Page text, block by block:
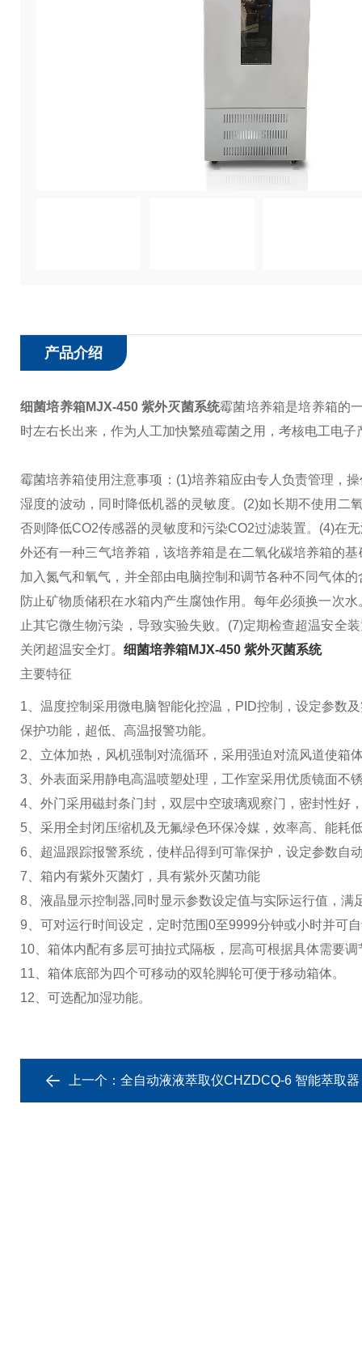
产品介绍
细菌培养箱MJX-450 紫外灭菌系统霉菌培养箱是培养箱的
时左右长出来，作为人工加快繁殖霉菌之用，考核电工电
霉菌培养箱使用注意事项： (1)培养箱应由专人负责管理，
湿度的波动，同时降低机器的灵敏度。 (2)如长期不使用二
否则降低CO2传感器的灵敏度和污染CO2过滤装置。 (4)在
外还有一种三气培养箱，该培养箱是在二氧化碳培养箱的
加入氮气和氧气，并全部由电脑控制和调节各种不同气体
防止矿物质储积在水箱内产生腐蚀作用。每年必须换一次
止其它微生物污染，导致实验失败。 (7)定期检查超温安全
关闭超温安全灯。 细菌培养箱MJX-450 紫外灭菌系统
主要特征
1、温度控制采用微电脑智能化控温，PID控制，设定参数
保护功能，超低、高温报警功能。
2、立体加热，风机强制对流循环，采用强迫对流风道使箱
3、外表面采用静电高温喷塑处理，工作室采用优质镜面不
4、外门采用磁封条门封，双层中空玻璃观察门，密封性好
5、采用全封闭压缩机及无氟绿色环保冷媒，效率高、能耗
6、超温跟踪报警系统，使样品得到可靠保护，设定参数自
7、箱内有紫外灭菌灯，具有紫外灭菌功能
8、液晶显示控制器,同时显示参数设定值与实际运行值，满
9、可对运行时间设定，定时范围0至9999分钟或小时并可
10、箱体内配有多层可抽拉式隔板，层高可根据具体需要调
11、箱体底部为四个可移动的双轮脚轮可便于移动箱体。
12、可选配加湿功能。
上一个： 全自动液液萃取仪CHZDCQ-6 智能萃取器